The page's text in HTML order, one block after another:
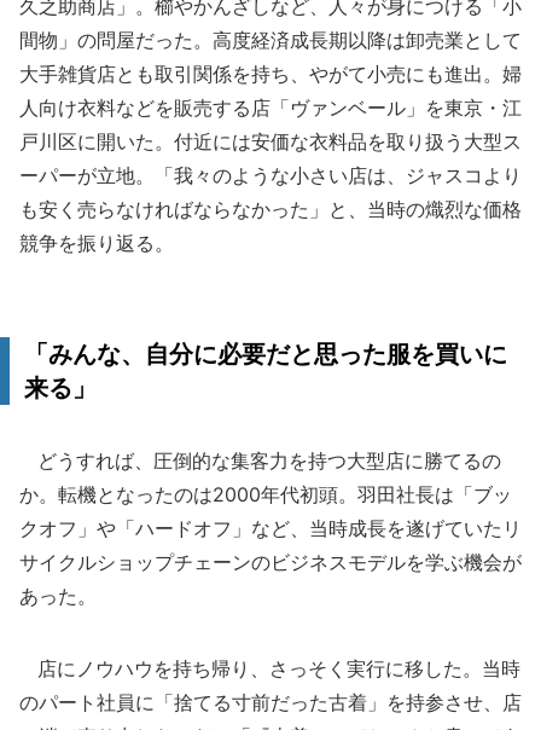
久之助商店」。櫛やかんざしなど、人々が身につける「小
間物」の問屋だった。高度経済成長期以降は卸売業として
大手雑貨店とも取引関係を持ち、やがて小売にも進出。婦
人向け衣料などを販売する店「ヴァンベール」を東京・江
戸川区に開いた。付近には安価な衣料品を取り扱う大型ス
ーパーが立地。「我々のような小さい店は、ジャスコより
も安く売らなければならなかった」と、当時の熾烈な価格
競争を振り返る。
「みんな、自分に必要だと思った服を買いに
来る」
どうすれば、圧倒的な集客力を持つ大型店に勝てるの
か。転機となったのは2000年代初頭。羽田社長は「ブッ
クオフ」や「ハードオフ」など、当時成長を遂げていたリ
サイクルショップチェーンのビジネスモデルを学ぶ機会が
あった。
店にノウハウを持ち帰り、さっそく実行に移した。当時
のパート社員に「捨てる寸前だった古着」を持参させ、店